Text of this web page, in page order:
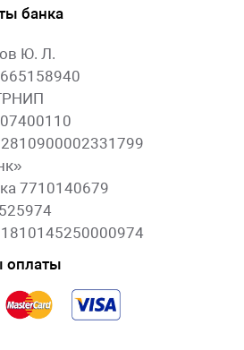
банка
Ю. Л.
7710140679
оплаты